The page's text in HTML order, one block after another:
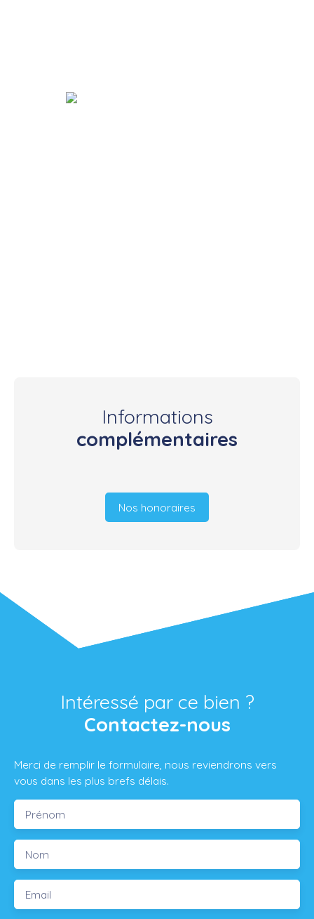
Informations
complémentaires
Nos honoraires
Intéressé par ce bien ?
Contactez-nous
Merci de remplir le formulaire, nous reviendrons vers
vous dans les plus brefs délais.
Prénom
Nom
Email